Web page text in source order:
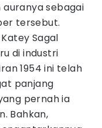
sebagai
tersebut.
Sagal
di industri
1954 ini telah
panjang
pernah ia
Bahkan,